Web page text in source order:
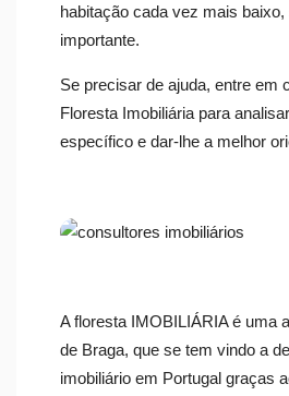
habitação cada vez mais
importante.
Se precisar de ajuda, entre em
Floresta Imobiliária para
específico e dar-lhe a melhor
A floresta IMOBILIÁRIA é uma
de Braga, que se tem vindo a
imobiliário em Portugal graças